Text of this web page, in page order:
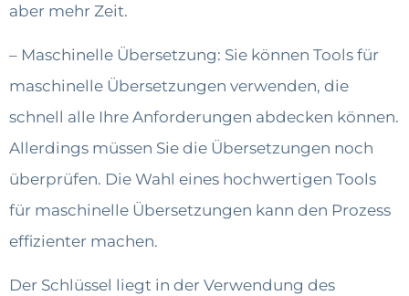
aber mehr Zeit.
– Maschinelle Übersetzung: Sie können Tools für
maschinelle Übersetzungen verwenden, die
schnell alle Ihre Anforderungen abdecken können.
Allerdings müssen Sie die Übersetzungen noch
überprüfen. Die Wahl eines hochwertigen Tools
für maschinelle Übersetzungen kann den Prozess
effizienter machen.
Der Schlüssel liegt in der Verwendung des